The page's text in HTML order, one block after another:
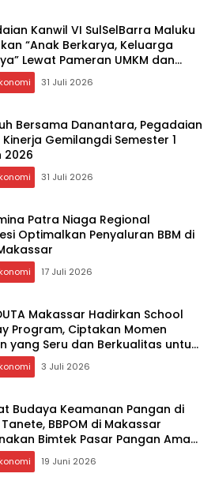
Kanwil VI SulSelBarra Maluku
“Anak Berkarya, Keluarga
Lewat Pameran UMKM dan
31 Juli 2026
Bersama Danantara, Pegadaian
Gemilangdi Semester 1
2026
31 Juli 2026
Patra Niaga Regional
Optimalkan Penyaluran BBM di
17 Juli 2026
Makassar Hadirkan School
Program, Ciptakan Momen
yang Seru dan Berkualitas untuk
3 Juli 2026
Budaya Keamanan Pangan di
BBPOM di Makassar
Bimtek Pasar Pangan Aman
Komunitas
19 Juni 2026